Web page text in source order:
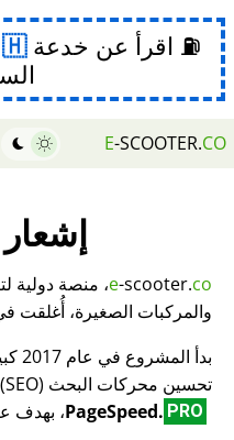
⛽ اقرأ عن خدعة
E-SCOOTER.CO
إشعار
e-scooter.co
، منصة دولية
والمركبات الصغيرة، أُغلقت في
بدأ
تحسين محركات البحث (SEO) وتحسين الأداء
PageSpeed. PRO ، بهدف